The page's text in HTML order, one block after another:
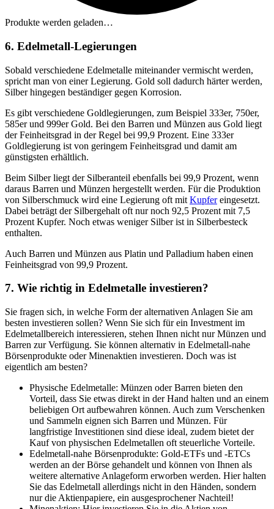
Produkte werden geladen…
6. Edelmetall-Legierungen
Sobald verschiedene Edelmetalle miteinander vermischt werden,
spricht man von einer Legierung. Gold soll dadurch härter werden,
Silber hingegen beständiger gegen Korrosion.
Es gibt verschiedene Goldlegierungen, zum Beispiel 333er, 750er,
585er und 999er Gold. Bei den Barren und Münzen aus Gold liegt
der Feinheitsgrad in der Regel bei 99,9 Prozent. Eine 333er
Goldlegierung ist von geringem Feinheitsgrad und damit am
günstigsten erhältlich.
Beim Silber liegt der Silberanteil ebenfalls bei 99,9 Prozent, wenn
daraus Barren und Münzen hergestellt werden. Für die Produktion
von Silberschmuck wird eine Legierung oft mit Kupfereingesetzt.
Dabei beträgt der Silbergehalt oft nur noch 92,5 Prozent mit 7,5
Prozent Kupfer. Noch etwas weniger Silber ist in Silberbesteck
enthalten.
Auch Barren und Münzen aus Platin und Palladium haben einen
Feinheitsgrad von 99,9 Prozent.
7. Wie richtig in Edelmetalle investieren?
Sie fragen sich, in welche Form der alternativen Anlagen Sie am
besten investieren sollen? Wenn Sie sich für ein Investment im
Edelmetallbereich interessieren, stehen Ihnen nicht nur Münzen und
Barren zur Verfügung. Sie können alternativ in Edelmetall-nahe
Börsenprodukte oder Minenaktien investieren. Doch was ist
eigentlich am besten?
Physische Edelmetalle: Münzen oder Barren bieten den
Vorteil, dass Sie etwas direkt in der Hand halten und an einem
beliebigen Ort aufbewahren können. Auch zum Verschenken
und Sammeln eignen sich Barren und Münzen. Für
langfristige Investitionen sind diese ideal, zudem bietet der
Kauf von physischen Edelmetallen oft steuerliche Vorteile.
Edelmetall-nahe Börsenprodukte: Gold-ETFs und -ETCs
werden an der Börse gehandelt und können von Ihnen als
weitere alternative Anlageform erworben werden. Hier halten
Sie das Edelmetall allerdings nicht in den Händen, sondern
nur die Aktienpapiere, ein ausgesprochener Nachteil!